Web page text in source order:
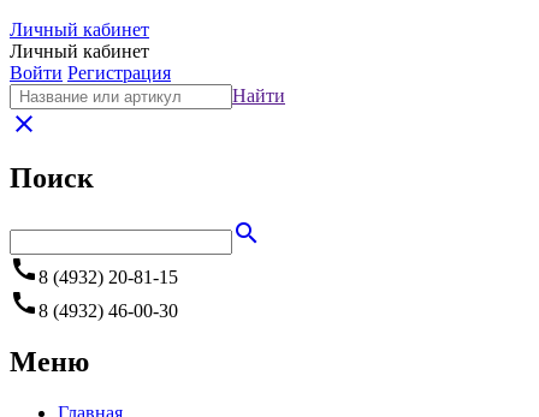
Личный кабинет
Личный кабинет
Войти Регистрация
Найти
close
Поиск
search
call8 (4932) 20-81-15
call8 (4932) 46-00-30
Меню
Главная